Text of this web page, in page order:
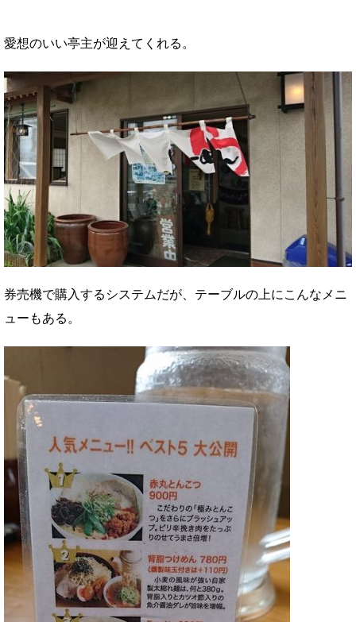
愛想のいい亭主が迎えてくれる。
券売機で購入するシステムだが、テーブルの上にこんなメニ
ューもある。